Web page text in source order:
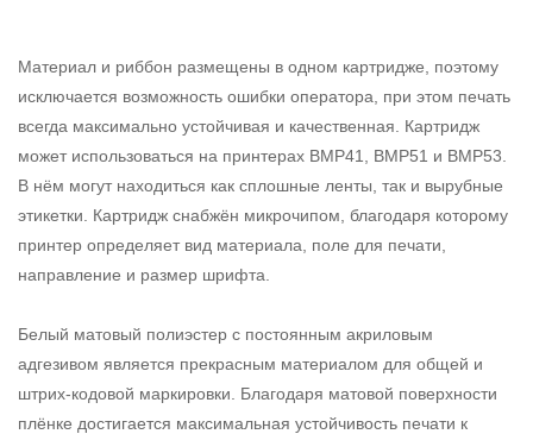
Материал и риббон размещены в одном картридже, поэтому
исключается возможность ошибки оператора, при этом печать
всегда максимально устойчивая и качественная. Картридж
может использоваться на принтерах BMP41, BMP51 и BMP53.
В нём могут находиться как сплошные ленты, так и вырубные
этикетки. Картридж снабжён микрочипом, благодаря которому
принтер определяет вид материала, поле для печати,
направление и размер шрифта.
Белый матовый полиэстер с постоянным акриловым
адгезивом является прекрасным материалом для общей и
штрих-кодовой маркировки. Благодаря матовой поверхности
плёнке достигается максимальная устойчивость печати к